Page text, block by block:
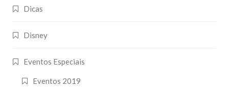
Dicas
Disney
Eventos Especiais
Eventos 2019